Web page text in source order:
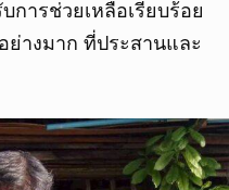
ารช่วยเหลือเรียบร้อย
างมาก ที่ประสานและ